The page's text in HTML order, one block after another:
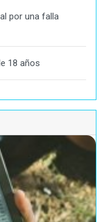
por una falla
18 años